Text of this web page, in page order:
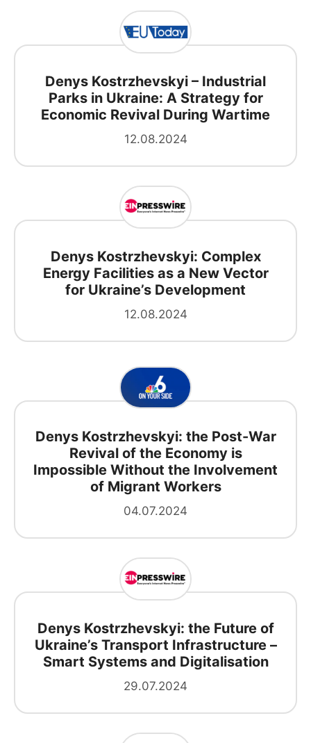
Denys Kostrzhevskyi – Industrial
Parks in Ukraine: A Strategy for
Economic Revival During Wartime
12.08.2024
Denys Kostrzhevskyi: Complex
Energy Facilities as a New Vector
for Ukraine’s Development
12.08.2024
Denys Kostrzhevskyi: the Post-War
Revival of the Economy is
Impossible Without the Involvement
of Migrant Workers
04.07.2024
Denys Kostrzhevskyi: the Future of
Ukraine’s Transport Infrastructure –
Smart Systems and Digitalisation
29.07.2024